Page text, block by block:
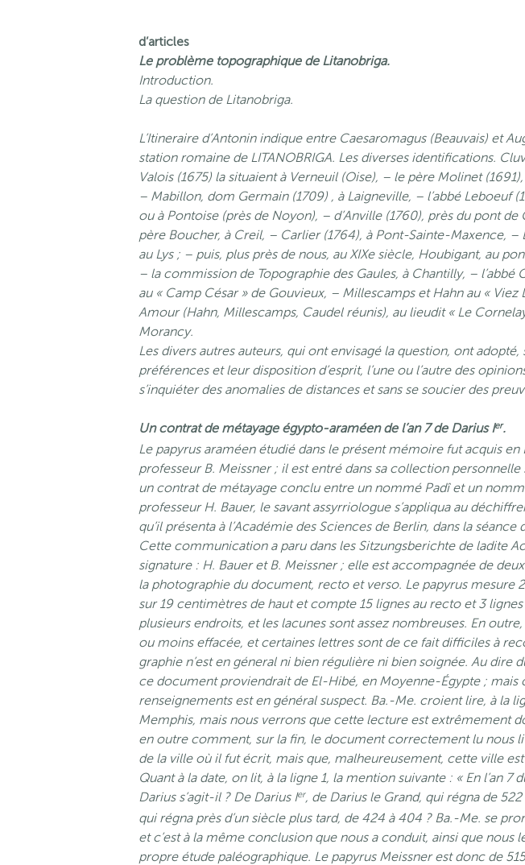
d’articles
Le problème topographique de Litanobriga.
Introduction.
La question de Litanobriga.
L’Itineraire d’Antonin indique entre Caesaromagus (Beauvais) et
station romaine de LITANOBRIGA. Les diverses identifications.
Valois (1675) la situaient à Verneuil (Oise), – le père Molinet
– Mabillon, dom Germain (1709) , à Laigneville, – l’abbé Leboeuf
ou à Pontoise (près de Noyon), – d’Anville (1760), près du pont
père Boucher, à Creil, – Carlier (1764), à Pont-Sainte-Maxence, –
au Lys ; – puis, plus près de nous, au XIXe siècle, Houbigant, au
– la commission de Topographie des Gaules, à Chantilly, – l’abbé
au « Camp César » de Gouvieux, – Millescamps et Hahn au « Viez
Amour (Hahn, Millescamps, Caudel réunis), au lieudit « Le
Morancy.
Les divers autres auteurs, qui ont envisagé la question, ont adopté,
préférences et leur disposition d’esprit, l’une ou l’autre des
s’inquiéter des anomalies de distances et sans se soucier des
Un contrat de métayage égypto-araméen de l’an 7 de Darius Ier.
Le papyrus araméen étudié dans le présent mémoire fut acquis en
professeur B. Meissner ; il est entré dans sa collection personnelle
un contrat de métayage conclu entre un nommé Padî et un
professeur H. Bauer, le savant assyrriologue s’appliqua au
qu’il présenta à l’Académie des Sciences de Berlin, dans la séance
Cette communication a paru dans les Sitzungsberichte de ladite
signature : H. Bauer et B. Meissner ; elle est accompagnée de
la photographie du document, recto et verso. Le papyrus mesure
sur 19 centimètres de haut et compte 15 lignes au recto et 3
plusieurs endroits, et les lacunes sont assez nombreuses. En
ou moins effacée, et certaines lettres sont de ce fait difficiles à
graphie n’est en géneral ni bien régulière ni bien soignée. Au dire
ce document proviendrait de El-Hibé, en Moyenne-Égypte ; mais
renseignements est en général suspect. Ba.-Me. croient lire, à la
Memphis, mais nous verrons que cette lecture est extrêmement
en outre comment, sur la fin, le document correctement lu nous
de la ville où il fut écrit, mais que, malheureusement, cette ville
Quant à la date, on lit, à la ligne 1, la mention suivante : « En l’an 7
Darius s’agit-il ? De Darius Ier, de Darius le Grand, qui régna de
qui régna près d’un siècle plus tard, de 424 à 404 ? Ba.-Me. se
et c’est à la même conclusion que nous a conduit, ainsi que nous
propre étude paléographique. Le papyrus Meissner est donc de